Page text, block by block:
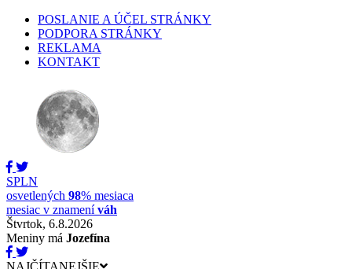
POSLANIE A ÚČEL STRÁNKY
PODPORA STRÁNKY
REKLAMA
KONTAKT
SPLN
osvetlených 98% mesiaca
mesiac v znameníváh
Štvrtok, 6.8.2026
Meniny má Jozefína
NAJČÍTANEJŠIE